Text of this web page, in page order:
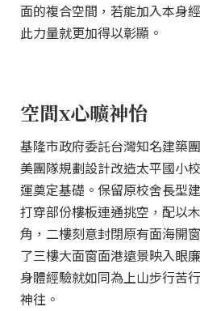
面的複合空間，若能加入本身
此力量就更加得以彰顯。
空間x心曠神怡
基隆市政府委託台灣知名建築
美團隊規劃設計改造太平國小
運奠定基礎。保留原校舍長型
打穿部份樓板連通挑空，配以
角，二樓刻意封閉原有面海開
了三樓大面窗面港遠景映入眼
身體經驗就如同為上山步行苦
神往。